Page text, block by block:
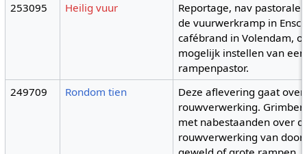
253095
Heilig vuur
Reportage, nav pastorale
de vuurwerkramp in
cafébrand in Volendam,
mogelijk instellen van
rampenpastor.
249709
Rondom tien
Deze aflevering gaat over
rouwverwerking.
met nabestaanden over
rouwverwerking van door